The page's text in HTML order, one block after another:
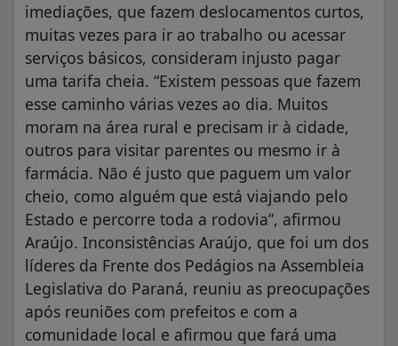
imediações, que fazem deslocamentos curtos,
muitas vezes para ir ao trabalho ou acessar
serviços básicos, consideram injusto pagar
uma tarifa cheia. “Existem pessoas que fazem
esse caminho várias vezes ao dia. Muitos
moram na área rural e precisam ir à cidade,
outros para visitar parentes ou mesmo ir à
farmácia. Não é justo que paguem um valor
cheio, como alguém que está viajando pelo
Estado e percorre toda a rodovia”, afirmou
Araújo. Inconsistências Araújo, que foi um dos
líderes da Frente dos Pedágios na Assembleia
Legislativa do Paraná, reuniu as preocupações
após reuniões com prefeitos e com a
comunidade local e afirmou que fará uma